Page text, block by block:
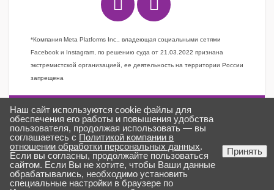
*Компания Meta Platforms Inc., владеющая социальными сетями
Facebook и Instagram, по решению суда от 21.03.2022 признана
экстремистской организацией, ее деятельность на территории России
запрещена
Задать вопрос
Заказать звонок
Создано вГИПЕРКУБ®
ткани «Пуговка» © 2025
Наш сайт используются cookie файлы для
обеспечения его работы и повышения удобства
пользователя, продолжая использовать — вы
соглашаетесь с Политикой компании в
отношении обработки персональных данных.
Если вы согласны, продолжайте пользоваться
сайтом. Если Вы не хотите, чтобы Ваши данные
обрабатывались, необходимо установить
специальные настройки в браузере по
Принять